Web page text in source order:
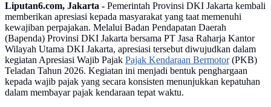
Liputan6.com, Jakarta - Pemerintah Provinsi DKI Jakarta kembali
memberikan apresiasi kepada masyarakat yang taat memenuhi
kewajiban perpajakan. Melalui Badan Pendapatan Daerah
(Bapenda) Provinsi DKI Jakarta bersama PT Jasa Raharja Kantor
Wilayah Utama DKI Jakarta, apresiasi tersebut diwujudkan dalam
kegiatan Apresiasi Wajib Pajak Pajak Kendaraan Bermotor(PKB)
Teladan Tahun 2026. Kegiatan ini menjadi bentuk penghargaan
kepada wajib pajak yang secara konsisten menunjukkan kepatuhan
dalam membayar pajak kendaraan tepat waktu.